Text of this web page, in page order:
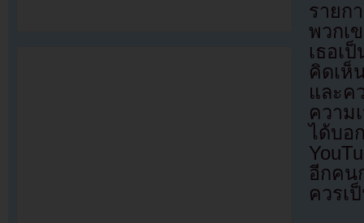
รายก
พวกเ
เธอเ
คิดเห็
และค
ความ
ได้บอ
อีกคน
ควรเ